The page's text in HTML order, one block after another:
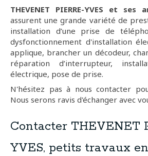
THEVENET PIERRE-YVES et
assurent une grande variété de
installation d’une prise de
dysfonctionnement d'installation
applique, brancher un décodeur,
réparation d’interrupteur,
électrique, pose de prise.
N'hésitez pas à nous contacter
Nous serons ravis d'échanger avec
Contacter THEVENET
YVES, petits travaux